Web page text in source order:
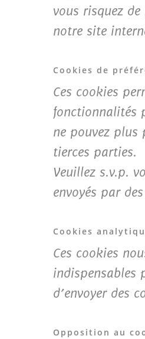
vous risquez
notre site
Cookies de
Ces cookies
fonctionnalités
ne pouvez plus
tierces parties.
Veuillez s.v.p.
envoyés par
Cookies
Ces cookies
indispensables
d’envoyer des
Opposition au